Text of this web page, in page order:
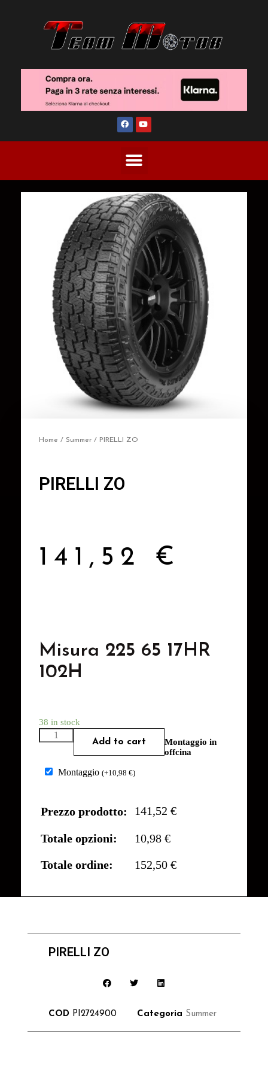
Home / Summer / PIRELLI ZO
PIRELLI ZO
141,52 €
Misura 225 65 17HR
102H
38 in stock
Add to cart
Montaggio in
offcina
Montaggio (+10,98 €)
Prezzo prodotto: 141,52 €
Totale opzioni:
10,98 €
Totale ordine:
152,50 €
PIRELLI ZO
COD PI2724900 Categoria Summer